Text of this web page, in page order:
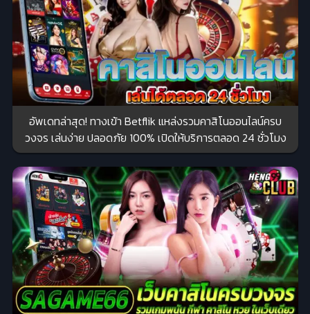
อัพเดทล่าสุด! ทางเข้า Betflik แหล่งรวมคาสิโนออนไลน์ครบ
วงจร เล่นง่าย ปลอดภัย 100% เปิดให้บริการตลอด 24 ชั่วโมง